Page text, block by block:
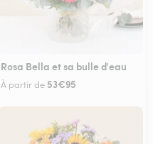
Rosa Bella et sa bulle d'eau
À partir de 53€95